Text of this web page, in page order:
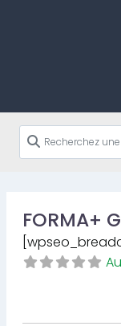
FORMA+